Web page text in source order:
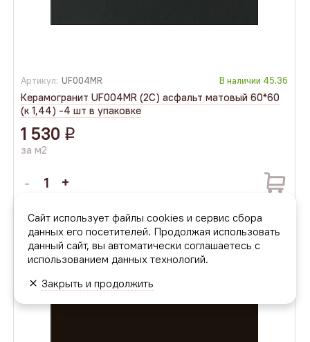
Артикул: UF004MR В наличии 45.36
Керамогранит UF004MR (2С) асфальт матовый 60*60
(к 1,44) -4 шт в упаковке
1 530 q
за м2
Сайт использует файлы cookies и сервис сбора
данных его посетителей. Продолжая использовать
данный сайт, вы автоматически соглашаетесь с
использованием данных технологий.
Закрыть и продолжить